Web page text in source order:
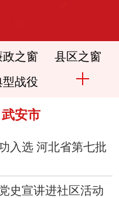
政之窗 县区之窗
型战役
安市
入选 河北省第七批
史宣讲进社区活动